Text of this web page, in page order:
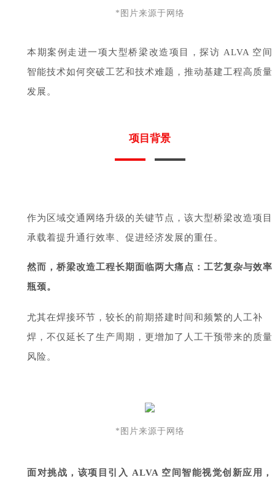
*图片来源于网络
本期案例走进一项大型桥梁改造项目，探访 ALVA 空间
智能技术如何突破工艺和技术难题，推动基建工程高质量
发展。
项目背景
作为区域交通网络升级的关键节点，该大型桥梁改造项目
承载着提升通行效率、促进经济发展的重任。
然而，桥梁改造工程长期面临两大痛点：工艺复杂与效率
瓶颈。
尤其在焊接环节，较长的前期搭建时间和频繁的人工补
焊，不仅延长了生产周期，更增加了人工干预带来的质量
风险。
*图片来源于网络
面对挑战，该项目引入 ALVA 空间智能视觉创新应用，